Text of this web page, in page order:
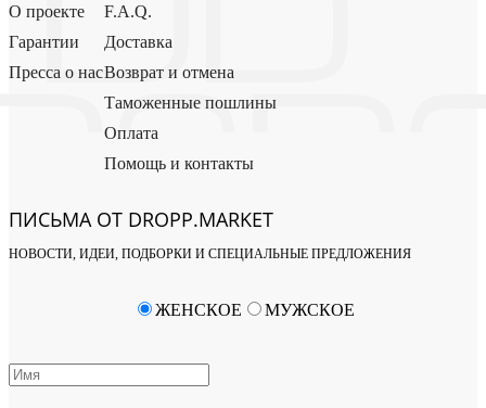
О проекте
Гарантии
Пресса о нас
F.A.Q.
Доставка
Возврат и отмена
Таможенные пошлины
Оплата
Помощь и контакты
ПИСЬМА ОТ DROPP.MARKET
НОВОСТИ, ИДЕИ, ПОДБОРКИ И СПЕЦИАЛЬНЫЕ ПРЕДЛОЖЕНИЯ
ЖЕНСКОЕ МУЖСКОЕ